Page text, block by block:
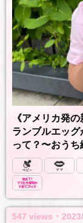
《アメリカ発
ランブルエッ
って？〜おうち
547 views ･